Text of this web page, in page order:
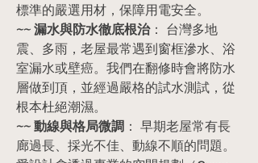
標準的嚴選用材，保障用電安全。
~~ 漏水與防水徹底根治： 台灣多地
震、多雨，老屋最常遇到窗框滲水、浴
室漏水或壁癌。我們在翻修時會將防水
層做到頂，並經過嚴格的試水測試，從
根本杜絕潮濕。
~~ 動線與格局微調 ： 早期老屋常有長
廊過長、採光不佳、動線不順的問題。